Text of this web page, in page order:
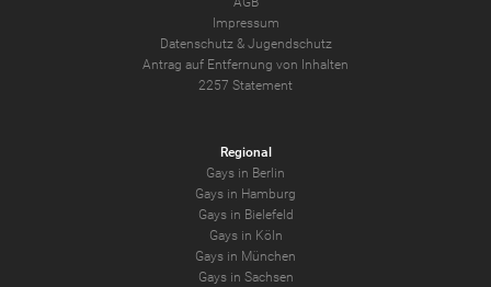
Impressum
Datenschutz & Jugendschutz
Antrag auf Entfernung von Inhalten
2257 Statement
Regional
Gays in Berlin
Gays in Hamburg
Gays in Bielefeld
Gays in Köln
Gays in München
Gays in Sachsen